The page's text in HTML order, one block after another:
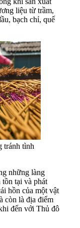
liệu từ trầm,
bạch chỉ, quế
tránh tình
những làng
tại và phát
hồn của một vật
còn là địa điểm
đến với Thủ đô